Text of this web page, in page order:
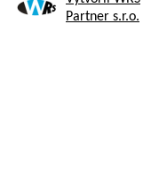
Partner s.r.o.